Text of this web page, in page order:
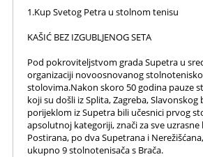
1.Kup Svetog Petra u stolnom tenisu
KAŠIĆ BEZ IZGUBLJENOG SETA
Pod pokroviteljstvom grada Supetra u
organizaciji novoosnovanog
stolovima.Nakon skoro 50 godina pauze
koji su došli iz Splita, Zagreba,
porijeklom iz Supetra bili učesnici prvog
apsolutnoj kategoriji, znači za sve
Postirana, po dva Supetrana i
ukupno 9 stolnotenisača s Brača.